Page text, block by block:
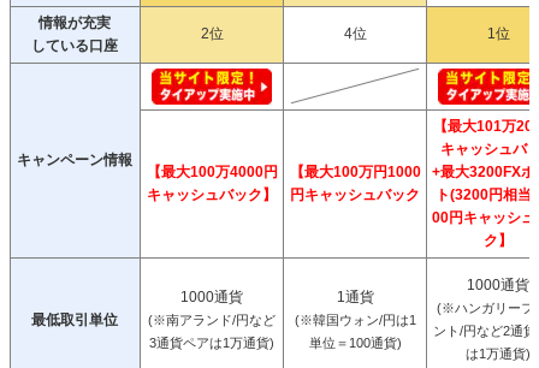
情報が充実
している口座
2位 4位 1位
キャンペーン情報
【最大100万4000円
キャッシュバック】
【最大100万円1000
円キャッシュバック
【最大101万
キャッシュバ
+最大3200FXポ
ト(3200円相当
00円キャッシュ
ク】
最低取引単位
1000通貨
(※南アランド/円など
3通貨ペアは1万通貨)
1通貨
(※韓国ウォン/円は1
単位＝100通貨)
1000通貨
(※ハンガリーフ
ント/円など2通
は1万通貨)